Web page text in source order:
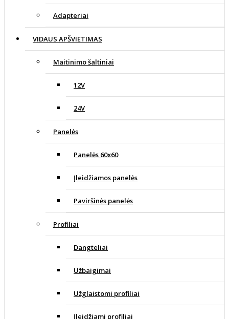
Adapteriai
VIDAUS APŠVIETIMAS
Maitinimo šaltiniai
12V
24V
Panelės
Panelės 60x60
Įleidžiamos panelės
Paviršinės panelės
Profiliai
Dangteliai
Užbaigimai
Užglaistomi profiliai
Įleidžiami profiliai